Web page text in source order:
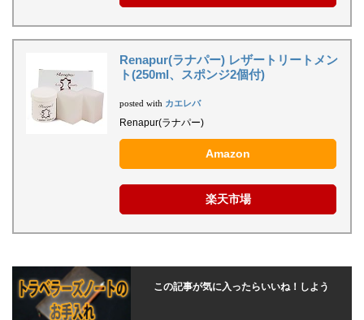
Renapur(ラナパー) レザートリートメン
ト(250ml、スポンジ2個付)
posted with カエレバ
Renapur(ラナパー)
Amazon
楽天市場
この記事が気に入ったらいいね！しよう